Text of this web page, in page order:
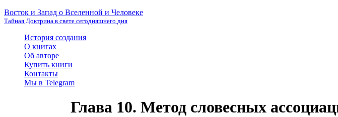
Восток и Запад о Вселенной и Человеке
Тайная Доктрина в свете сегодняшнего дня
История создания
О книгах
Об авторе
Купить книги
Контакты
Мы в Telegram
Глава 10. Метод словесных